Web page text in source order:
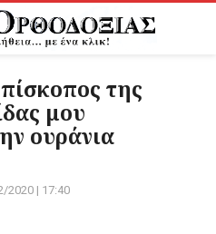
της
μου
ουράνια
2020 | 17:40